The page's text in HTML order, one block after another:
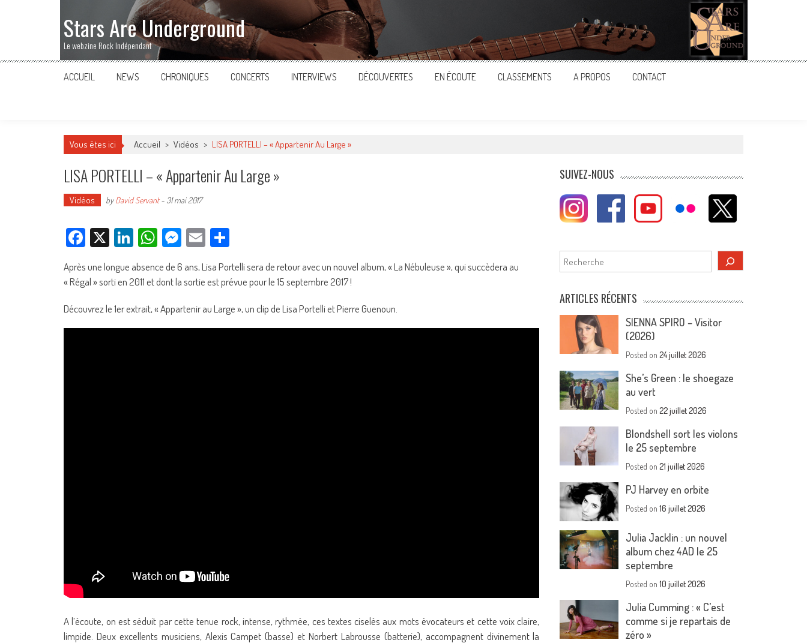
Stars Are Underground
Le webzine Rock Indépendant
ACCUEIL NEWS CHRONIQUES CONCERTS INTERVIEWS DÉCOUVERTES EN ÉCOUTE CLASSEMENTS A PROPOS CONTACT
Vous êtes ici Accueil > Vidéos > LISA PORTELLI – « Appartenir Au Large »
LISA PORTELLI – « Appartenir Au Large »
Vidéos byDavid Servant- 31 mai 2017
Facebook
X LinkedIn
WhatsApp
Messenger
Email
Après une longue absence de 6 ans, Lisa Portelli sera de retour avec un nouvel album, « La Nébuleuse », qui succèdera au
« Régal » sorti en 2011 et dont la sortie est prévue pour le 15 septembre 2017 !
Découvrez le 1er extrait, « Appartenir au Large », un clip de Lisa Portelli et Pierre Guenoun.
A l’écoute, on est séduit par cette tenue rock, intense, rythmée, ces textes ciselés aux mots évocateurs et cette voix claire,
limpide. Deux excellents musiciens, Alexis Campet (basse) et Norbert Labrousse (batterie), accompagnent divinement la
SUIVEZ-NOUS
Rechercher
ARTICLES RÉCENTS
SIENNA SPIRO – Visitor
(2026)
Posted on24 juillet 2026
She’s Green : le shoegaze
au vert
Posted on22 juillet 2026
Blondshell sort les violons
le 25 septembre
Posted on21 juillet 2026
PJ Harvey en orbite
Posted on16 juillet 2026
Julia Jacklin : un nouvel
album chez 4AD le 25
septembre
Posted on10 juillet 2026
Julia Cumming : « C’est
comme si je repartais de
zéro »